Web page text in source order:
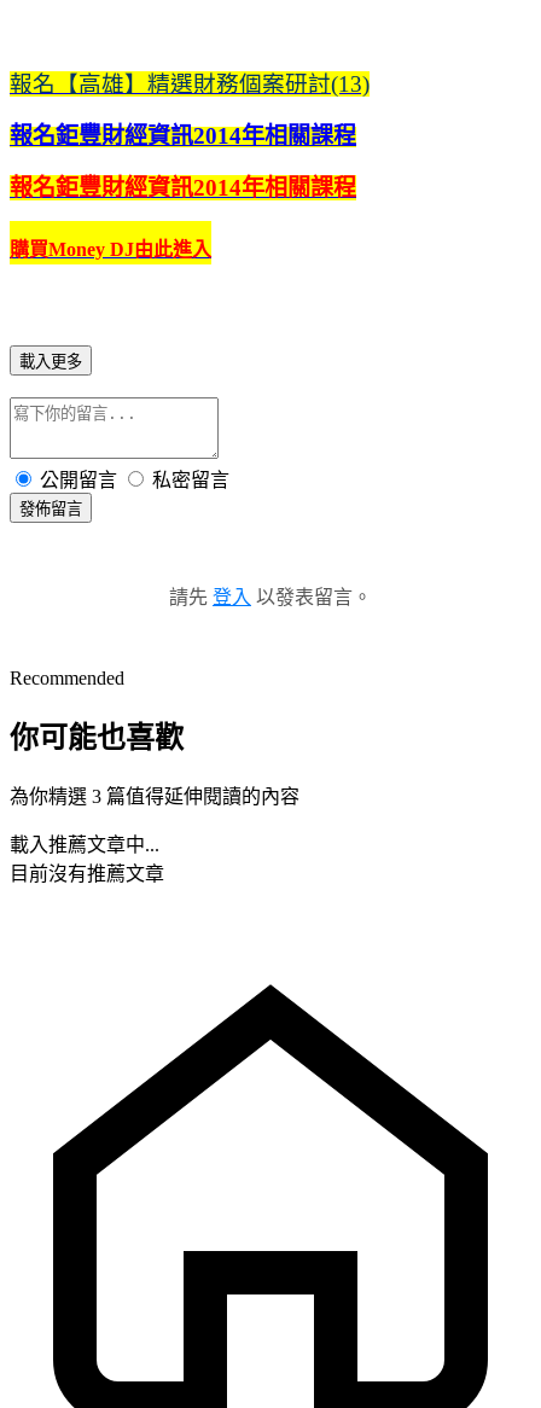
報名【高雄】精選財務個案研討(13)
報名鉅豐財經資訊2014年相關課程
報名鉅豐財經資訊2014年相關課程
購買Money DJ由此進入
載入更多
公開留言 私密留言
發佈留言
請先 登入 以發表留言。
Recommended
你可能也喜歡
為你精選 3 篇值得延伸閱讀的內容
載入推薦文章中...
目前沒有推薦文章